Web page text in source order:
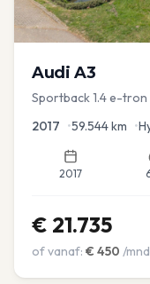
Audi A3
Sportback 1.4 e-
2017 •59.544km •
2017
€ 21.735
of vanaf: € 450 /mnd